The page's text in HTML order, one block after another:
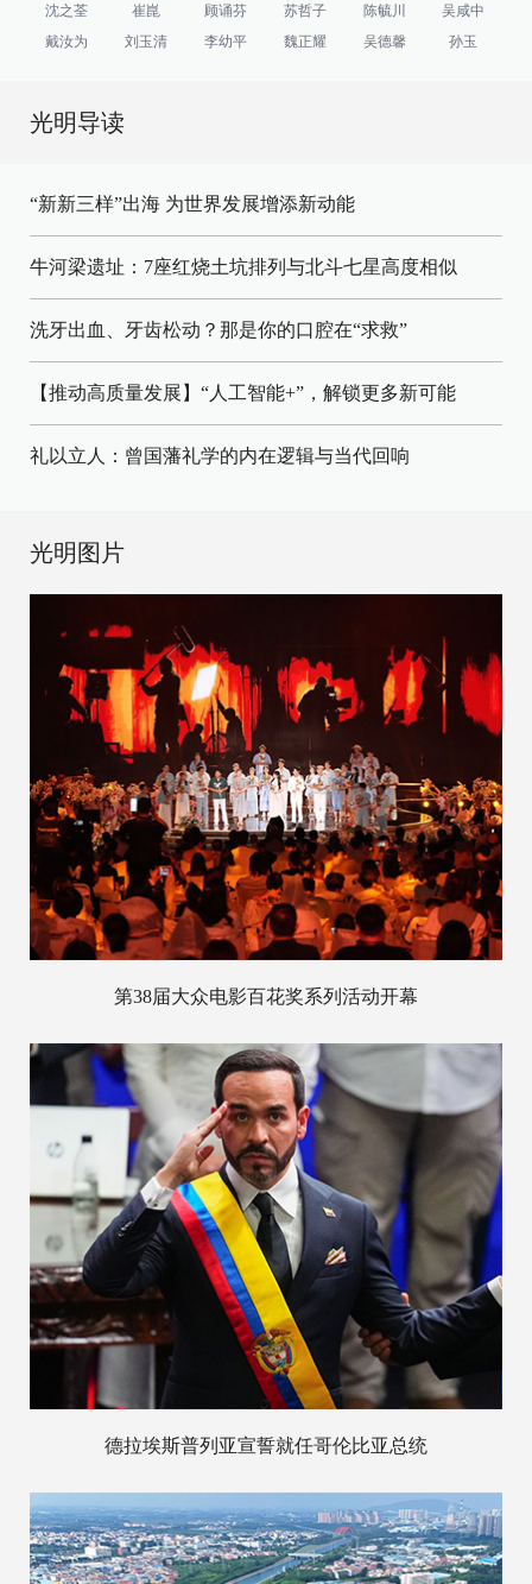
沈之荃 崔崑 顾诵芬 苏哲子 陈毓川
吴咸中
戴汝为
刘玉清 李幼平 魏正耀 吴德馨 孙玉
光明导读
“新新三样”出海 为世界发展增添新动能
牛河梁遗址：7座红烧土坑排列与北斗七星高度相似
洗牙出血、牙齿松动？那是你的口腔在“求救”
【推动高质量发展】“人工智能+”，解锁更多新可能
礼以立人：曾国藩礼学的内在逻辑与当代回响
光明图片
第38届大众电影百花奖系列活动开幕
德拉埃斯普列亚宣誓就任哥伦比亚总统